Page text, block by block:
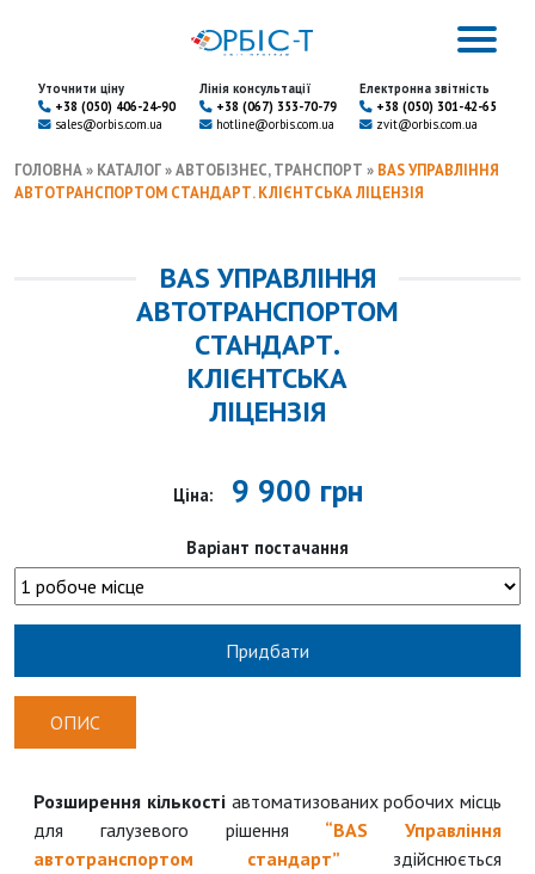
Уточнити ціну
+38 (050) 406-24-90
sales@orbis.com.ua
Лінія консультації
+38 (067) 353-70-79
hotline@orbis.com.ua
Електронна звітність
+38 (050) 301-42-65
zvit@orbis.com.ua
ГОЛОВНА» КАТАЛОГ» АВТОБІЗНЕС, ТРАНСПОРТ » BAS УПРАВЛІННЯ
АВТОТРАНСПОРТОМ СТАНДАРТ. КЛІЄНТСЬКА ЛІЦЕНЗІЯ
BAS УПРАВЛІННЯ
АВТОТРАНСПОРТОМ
СТАНДАРТ.
КЛІЄНТСЬКА
ЛІЦЕНЗІЯ
Ціна: 9 900 грн
Варіант постачання
Придбати
ОПИС
Розширення кількості автоматизованих робочих місць
для галузевого рішення “BAS Управління
автотранспортом стандарт” здійснюється